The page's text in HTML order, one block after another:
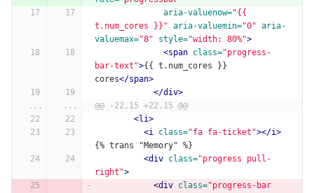
aria-valuenow="{{
t.num_cores }}" aria-valuemin="0" aria-
valuemax="8" style="width: 80%">
<span class="progress-
bar-text">{{ t.num_cores }}
cores</span>
</div>
...
...
@@ -22,15 +22,15 @@
<li>
<i class="fa fa-ticket"></i>
{% trans "Memory" %}
<div class="progress pull-
right">
<div class="progress-bar